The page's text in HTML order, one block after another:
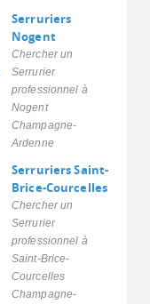
Serruriers
Nogent
Chercher un
Serrurier
professionnel à
Nogent
Champagne-
Ardenne
Serruriers Saint-
Brice-Courcelles
Chercher un
Serrurier
professionnel à
Saint-Brice-
Courcelles
Champagne-